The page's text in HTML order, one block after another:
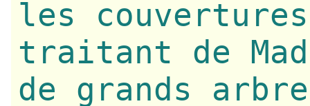
les
traitant de
de grands